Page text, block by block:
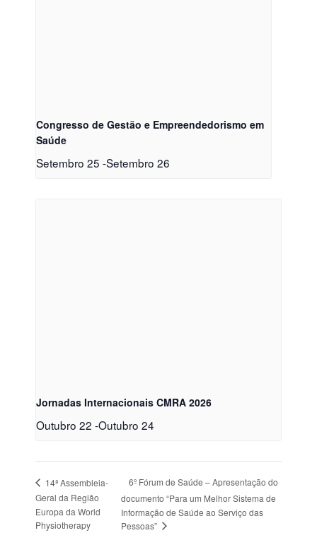
Congresso de Gestão e Empreendedorismo em
Saúde
Setembro 25 -Setembro 26
Jornadas Internacionais CMRA 2026
Outubro 22 -Outubro 24
14ª Assembleia-
Geral da Região
Europa da World
Physiotherapy
6º Fórum de Saúde – Apresentação do
documento “Para um Melhor Sistema de
Informação de Saúde ao Serviço das
Pessoas”